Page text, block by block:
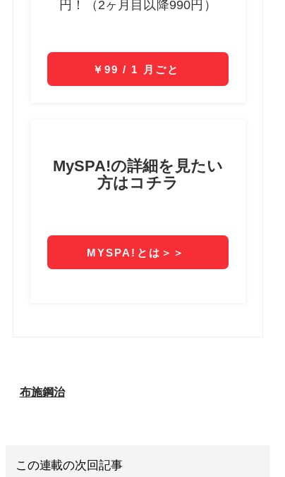
布施鋼治
この連載の次回記事